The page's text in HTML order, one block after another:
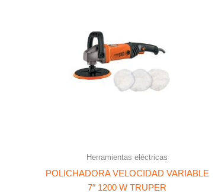
Herramientas eléctricas
POLICHADORA VELOCIDAD VARIABLE
7″ 1200 W TRUPER